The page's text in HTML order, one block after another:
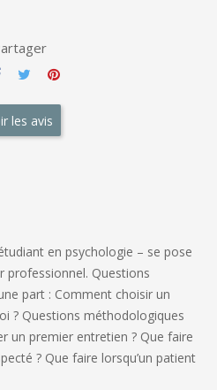
les avis
en psychologie – se pose
professionnel. Questions
part : Comment choisir un
? Questions méthodologiques
un premier entretien ? Que faire
? Que faire lorsqu’un patient